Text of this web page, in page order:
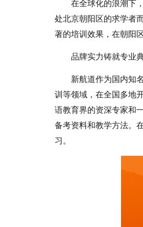
在全球化的浪潮下
处北京朝阳区的求学者
著的培训效果，在朝阳
品牌实力铸就专业
新航道作为国内知
训等领域，在全国多地
语教育界的资深专家和
备考资料和教学方法。
习。